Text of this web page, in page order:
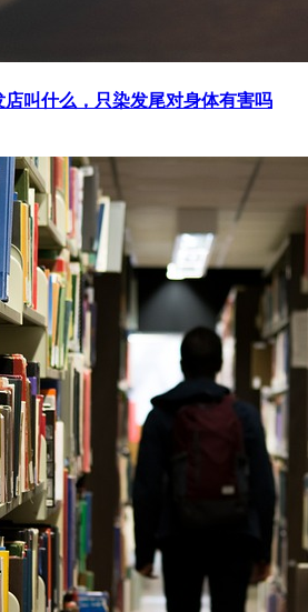
店叫什么，只染发尾对身体有害吗